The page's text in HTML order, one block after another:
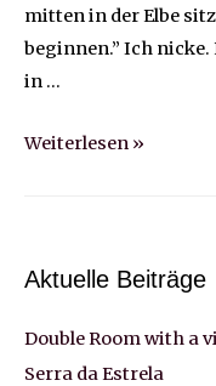
mitten in der Elbe
beginnen.” Ich
in …
5
unser
Weiterlesen »
Aktuelle Beiträge
Double Room with a
Serra da Estrela